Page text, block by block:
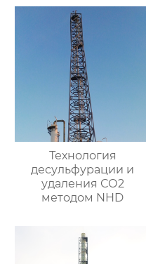
Технология
десульфурации и
удаления СО2
методом NHD